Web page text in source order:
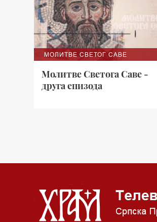
МОЛИТВЕ СВЕТОГ САВЕ
Молитве Светога Саве -
друга епизода